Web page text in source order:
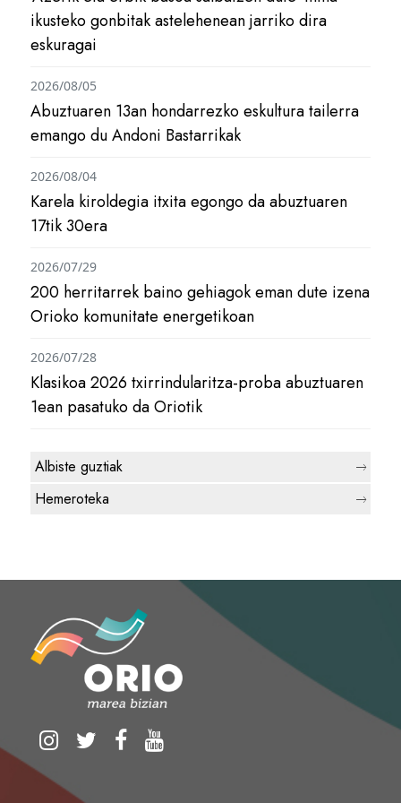
ikusteko gonbitak astelehenean jarriko dira
eskuragai
Abuztuaren 13an hondarrezko eskultura tailerra
emango du Andoni Bastarrikak
2026/08/05
Karela kiroldegia itxita egongo da abuztuaren
17tik 30era
2026/08/04
200 herritarrek baino gehiagok eman dute izena
Orioko komunitate energetikoan
2026/07/29
Klasikoa 2026 txirrindularitza-proba abuztuaren
1ean pasatuko da Oriotik
2026/07/28
Albiste guztiak
Hemeroteka